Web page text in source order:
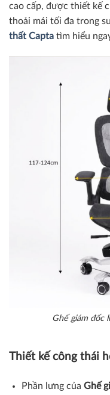
cao cấp, được thiết kế
thoải mái tối đa trong
thất Capta tìm hiểu
Ghế giám đốc
Thiết kế công thái
Phần lưng của Ghế